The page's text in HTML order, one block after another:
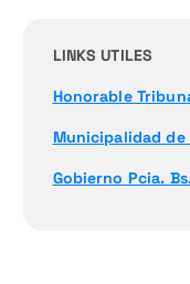
LINKS UTILES
Honorable
Municipalidad de
Gobierno Pcia.